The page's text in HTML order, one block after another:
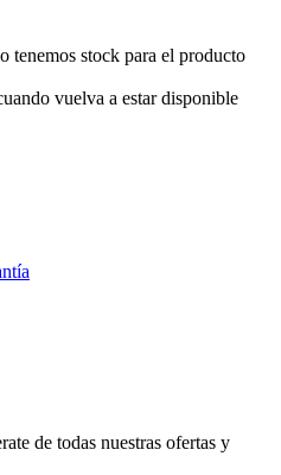
tenemos stock para el producto
vuelva a estar disponible
de todas nuestras ofertas y